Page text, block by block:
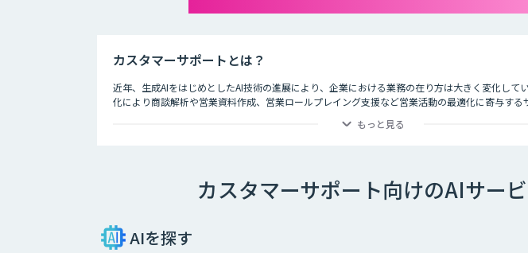
カスタマーサポートとは？
近年、生成AIをはじめとしたAI技術の進展により、企業における業務の在り方は大きく変化して
化により商談解析や営業資料作成、営業ロールプレイング支援など営業活動の最適化に寄与する
もっと見る
カスタマーサポート向けのAIサー
AIを探す